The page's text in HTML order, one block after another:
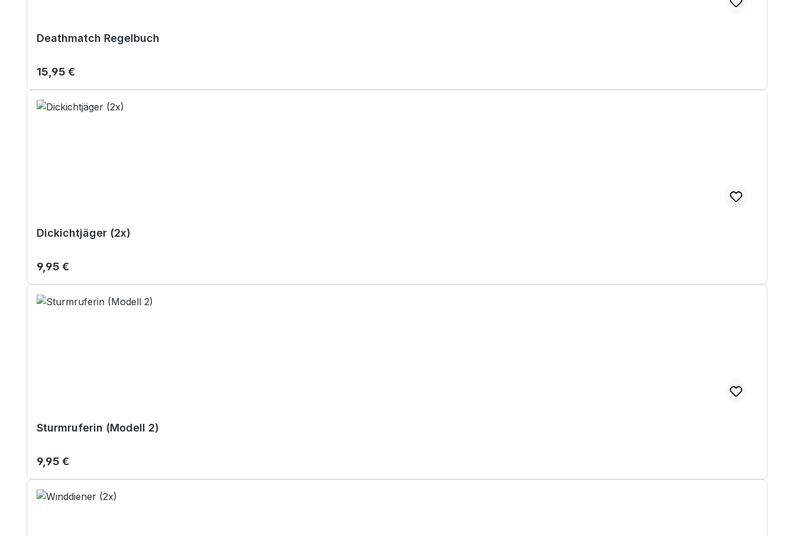
Deathmatch Regelbuch
Regulärer Preis:
15,95 €
Dickichtjäger (2x)
Regulärer Preis:
9,95 €
Sturmruferin (Modell 2)
Regulärer Preis:
9,95 €